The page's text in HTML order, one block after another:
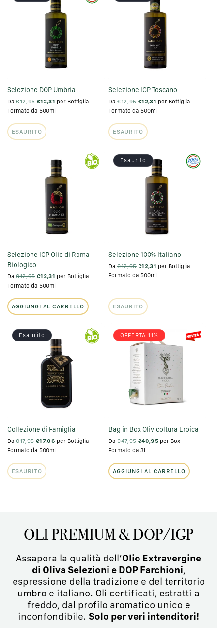
Selezione DOP Umbria
Da €12,95 €12,31 per Bottiglia
Formato da 500ml
ESAURITO
Selezione IGP Toscano
Da €12,95 €12,31 per Bottiglia
Formato da 500ml
ESAURITO
Selezione IGP Olio di Roma
Biologico
Da €12,95 €12,31 per Bottiglia
Formato da 500ml
AGGIUNGI AL CARRELLO
Esaurito
Selezione 100% Italiano
Da €12,95 €12,31 per Bottiglia
Formato da 500ml
ESAURITO
Esaurito
Collezione di Famiglia
Da €17,95 €17,06 per Bottiglia
Formato da 500ml
ESAURITO
OFFERTA 11%
Bag in Box Olivicoltura Eroica
Da €47,95 €40,95 per Box
Formato da 3L
AGGIUNGI AL CARRELLO
OLI PREMIUM & DOP/IGP
Assapora la qualità dell’Olio Extravergine
di Oliva Selezioni e DOP Farchioni,
espressione della tradizione e del territorio
umbro e italiano. Oli certificati, estratti a
freddo, dal profilo aromatico unico e
inconfondibile. Solo per veri intenditori!